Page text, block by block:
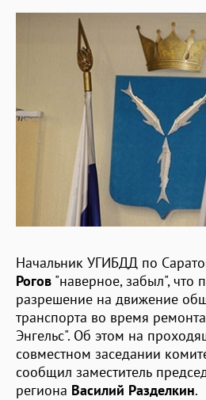
Начальник УГИБДД по
Рогов "наверное, забыл", что
разрешение на движение
транспорта во время
Энгельс". Об этом на
совместном заседании
сообщил заместитель
региона Василий Разделкин.